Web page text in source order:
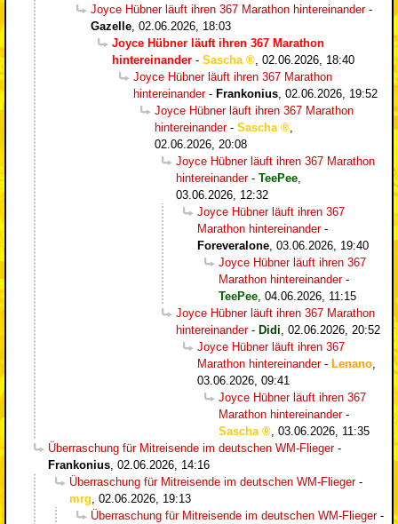
Joyce Hübner läuft ihren 367 Marathon hintereinander-
Gazelle 02.06.2026, 18:03
Joyce Hübner läuft ihren 367 Marathon
hintereinander - Sascha
02.06.2026, 18:40
Joyce Hübner läuft ihren 367 Marathon
hintereinander- Frankonius 02.06.2026, 19:52
Joyce Hübner läuft ihren 367 Marathon
hintereinander- Sascha
02.06.2026, 20:08
Joyce Hübner läuft ihren 367 Marathon
hintereinander- TeePee
03.06.2026, 12:32
Joyce Hübner läuft ihren 367
Marathon hintereinander-
Foreveralone 03.06.2026, 19:40
Joyce Hübner läuft ihren 367
Marathon hintereinander-
TeePee 04.06.2026, 11:15
Joyce Hübner läuft ihren 367 Marathon
hintereinander- Didi 02.06.2026, 20:52
Joyce Hübner läuft ihren 367
Marathon hintereinander- Lenano
03.06.2026, 09:41
Joyce Hübner läuft ihren 367
Marathon hintereinander-
Sascha
03.06.2026, 11:35
Überraschung für Mitreisende im deutschen WM-Flieger-
Frankonius 02.06.2026, 14:16
Überraschung für Mitreisende im deutschen WM-Flieger-
mrg 02.06.2026, 19:13
Überraschung für Mitreisende im deutschen WM-Flieger-